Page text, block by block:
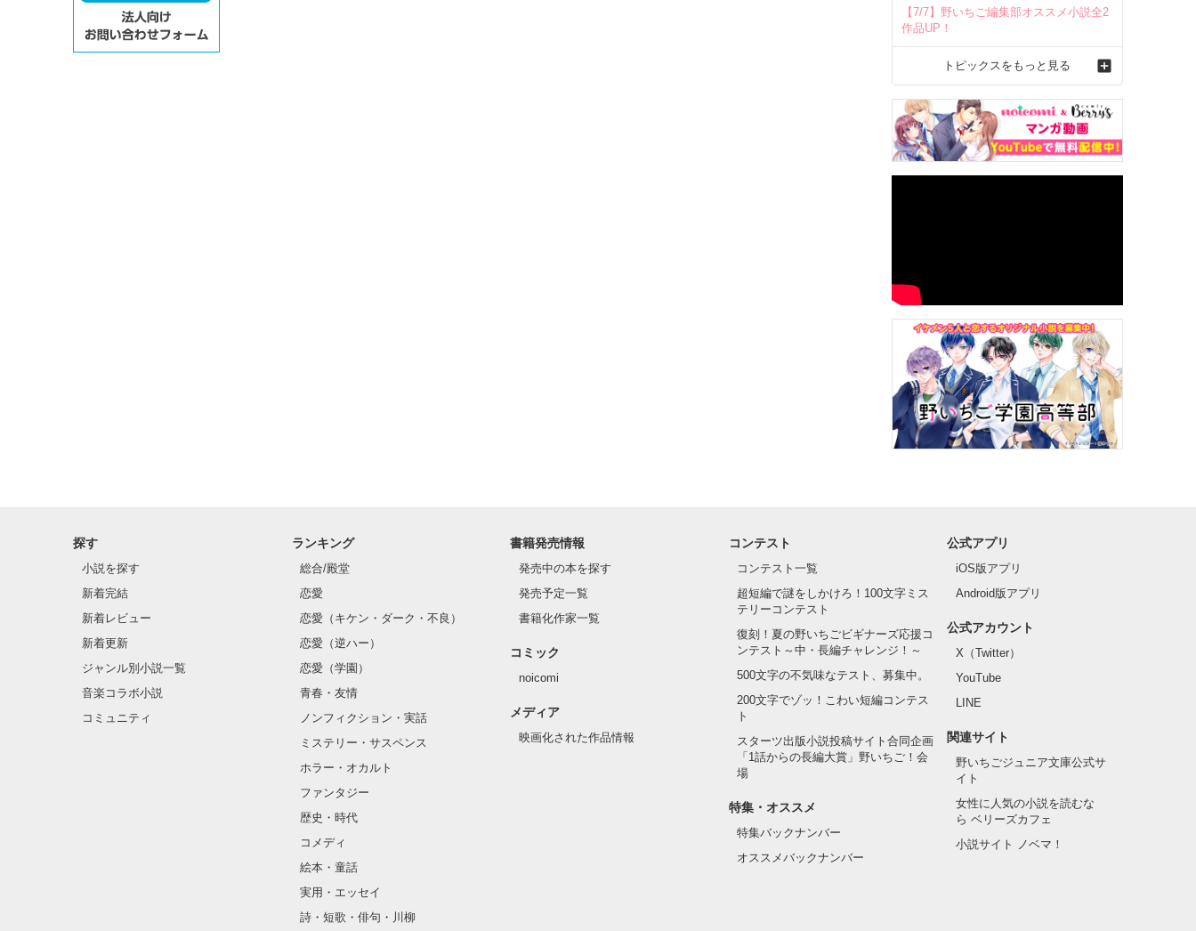
【7/7】野いちご編集部オススメ小説全2
作品UP！
トピックスをもっと見る
探す
小説を探す
新着完結
新着レビュー
新着更新
ジャンル別小説一覧
音楽コラボ小説
コミュニティ
ランキング
総合/殿堂
恋愛
恋愛（キケン・ダーク・不良）
恋愛（逆ハー）
恋愛（学園）
青春・友情
ノンフィクション・実話
ミステリー・サスペンス
ホラー・オカルト
ファンタジー
歴史・時代
コメディ
絵本・童話
実用・エッセイ
詩・短歌・俳句・川柳
書籍発売情報
発売中の本を探す
発売予定一覧
書籍化作家一覧
コミック
noicomi
メディア
映画化された作品情報
コンテスト
コンテスト一覧
超短編で謎をしかけろ！100文字ミス
テリーコンテスト
復刻！夏の野いちごビギナーズ応援コ
ンテスト～中・長編チャレンジ！～
500文字の不気味なテスト、募集中。
200文字でゾッ！こわい短編コンテス
ト
スターツ出版小説投稿サイト合同企画
「1話からの長編大賞」野いちご！会
場
特集・オススメ
特集バックナンバー
オススメバックナンバー
公式アプリ
iOS版アプリ
Android版アプリ
公式アカウント
X（Twitter）
YouTube
LINE
関連サイト
野いちごジュニア文庫公式サ
イト
女性に人気の小説を読むな
ら ベリーズカフェ
小説サイト ノベマ！